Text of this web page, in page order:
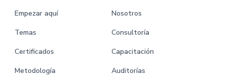
Empezar aquí
Temas
Certificados
Metodología
Nosotros
Consultoría
Capacitación
Auditorías